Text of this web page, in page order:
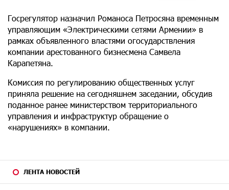
ЛЕНТА НОВОСТЕЙ
Госрегулятор назначил Романоса Петросяна временным
управляющим «Электрическими сетями Армении» в
рамках объявленного властями огосударствления
компании арестованного бизнесмена Самвела
Карапетяна.
Комиссия по регулированию общественных услуг
приняла решение на сегодняшнем заседании, обсудив
поданное ранее министерством территориального
управления и инфраструктур обращение о
«нарушениях» в компании.